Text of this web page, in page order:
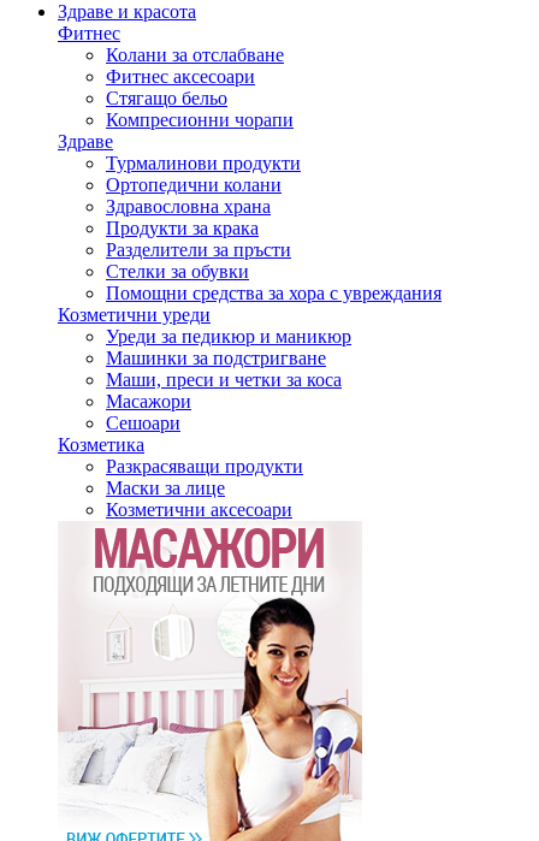
Здраве и красота
Фитнес
Колани за отслабване
Фитнес аксесоари
Стягащо бельо
Компресионни чорапи
Здраве
Турмалинови продукти
Ортопедични колани
Здравословна храна
Продукти за крака
Разделители за пръсти
Стелки за обувки
Помощни средства за хора с увреждания
Козметични уреди
Уреди за педикюр и маникюр
Машинки за подстригване
Маши, преси и четки за коса
Масажори
Сешоари
Козметика
Разкрасяващи продукти
Маски за лице
Козметични аксесоари